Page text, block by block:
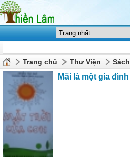
Trang chủ Thư Viện Sách
Mãi là một gia đình